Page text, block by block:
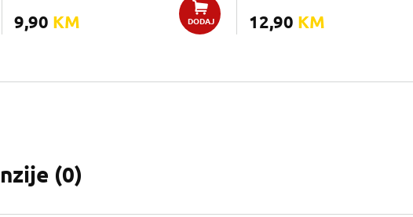
9,90 KM DODAJ 12,90 KM
(0)